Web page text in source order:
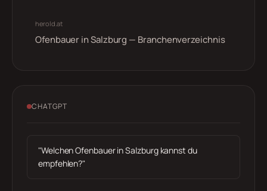
herold.at
Ofenbauer in Salzburg — Branchenverzeichnis
CHATGPT
"Welchen Ofenbauer in Salzburg kannst du
empfehlen?"